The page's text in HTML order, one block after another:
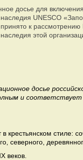
досье для
UNESCO
к
этой
досье
и
стиле:
северного,
веков.